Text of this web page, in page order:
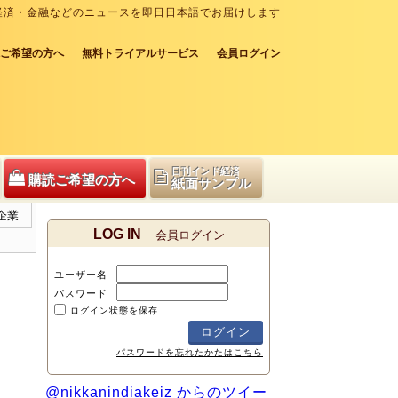
・金融などのニュースを即日日本語でお届けします
希望の方へ 無料トライアルサービス 会員ログイン
購読ご希望の方へ
日刊インド経済
紙面サンプル
業
LOG IN 会員ログイン
ユーザー名
パスワード
ログイン状態を保存
パスワードを忘れたかたはこちら
@nikkanindiakeiz からのツイー